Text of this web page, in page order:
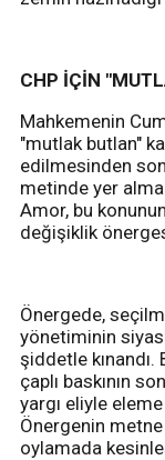
CHP İÇİN
Mahkemenin
"mutlak butlan"
edilmesinden
metinde yer
Amor, bu
değişiklik
Önergede,
yönetiminin
şiddetle
çaplı baskının
yargı eliyle eleme
Önergenin
oylamada